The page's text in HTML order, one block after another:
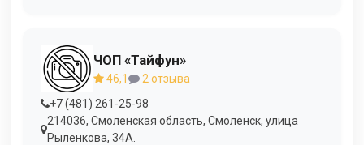
ЧОП «Тайфун»
46,1
2 отзыва
+7 (481) 261-25-98
214036, Смоленская область, Смоленск, улица
Рыленкова, 34А.